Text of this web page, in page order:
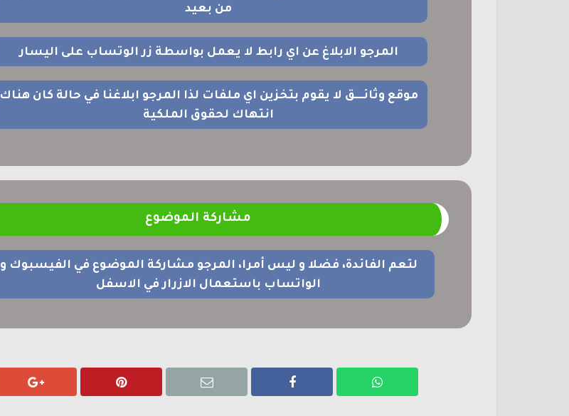
من بعيد
المرجو الابلاغ عن اي رابط لا يعمل بواسطة زر الوتساب على اليسار
موقع وثائــــق لا يقوم بتخزين اي ملفات لذا المرجو ابلاغنا في حالة كان هناك
انتهاك لحقوق الملكية
مشاركة الموضوع
لتعم الفائدة، فضلا و ليس أمرا، المرجو مشاركة الموضوع في الفيسبوك و
الواتساب باستعمال الازرار في الاسفل